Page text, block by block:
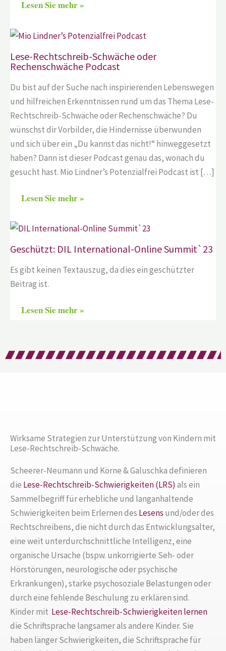
Lesen Sie mehr »
Lese-Rechtschreib-Schwäche oder
Rechenschwäche Podcast
Du bist auf der Suche nach inspirierenden Lebenswegen
und hilfreichen Erkenntnissen rund um das Thema Lese-
Rechtschreib-Schwäche oder Rechenschwäche? Du
wünschst dir Vorbilder, die Hindernisse überwunden
und sich über ein „Du kannst das nicht!“ hinweggesetzt
haben? Dann ist dieser Podcast genau das, wonach du
gesucht hast. Mio Lindner’s Potenzialfrei Podcast ist […]
Lesen Sie mehr »
Geschützt: DIL International-Online Summit`23
Es gibt keinen Textauszug, da dies ein geschützter
Beitrag ist.
Lesen Sie mehr »
Wirksame Strategien zur Unterstützung von Kindern mit
Lese-Rechtschreib-Schwäche.
Scheerer-Neumann und Körne & Galuschka definieren
die Lese-Rechtschreib-Schwierigkeiten (LRS) als ein
Sammelbegriff für erhebliche und langanhaltende
Schwierigkeiten beim Erlernen des Lesens und/oder des
Rechtschreibens, die nicht durch das Entwicklungsalter,
eine weit unterdurchschnittliche Intelligenz, eine
organische Ursache (bspw. unkorrigierte Seh- oder
Hörstörungen, neurologische oder psychische
Erkrankungen), starke psychosoziale Belastungen oder
durch eine fehlende Beschulung zu erklären sind.
Kinder mit Lese-Rechtschreib-Schwierigkeitenlernen
die Schriftsprache langsamer als andere Kinder. Sie
haben länger Schwierigkeiten, die Schriftsprache für